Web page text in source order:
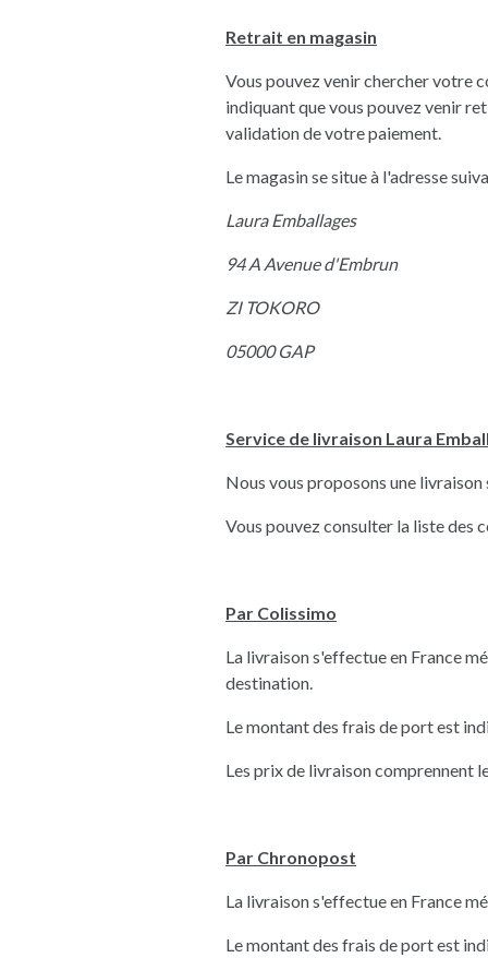
Retrait en magasin
Vous pouvez venir chercher votre
indiquant que vous pouvez venir
validation de votre paiement.
Le magasin se situe à l'adresse
Laura Emballages
94 A Avenue d'Embrun
ZI TOKORO
05000 GAP
Service de livraison Laura
Nous vous proposons une
Vous pouvez consulter la liste des
Par Colissimo
La livraison s'effectue en France
destination.
Le montant des frais de port est
Les prix de livraison comprennent
Par Chronopost
La livraison s'effectue en France
Le montant des frais de port est